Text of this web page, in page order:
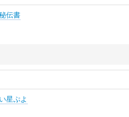
伝書
星ぷよ